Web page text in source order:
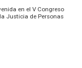
en el V Congreso
Justicia de Personas